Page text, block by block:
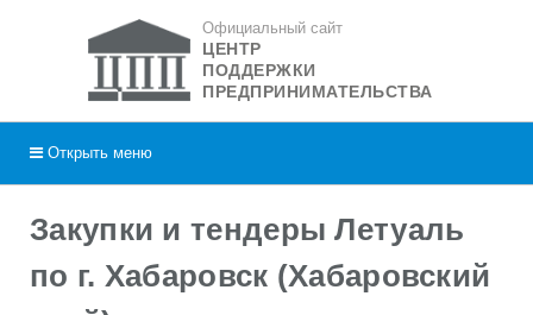
Официальный сайт
ЦЕНТР
ПОДДЕРЖКИ
ПРЕДПРИНИМАТЕЛЬСТВА
Открыть меню
Закупки и тендеры Летуаль
по г. Хабаровск (Хабаровский